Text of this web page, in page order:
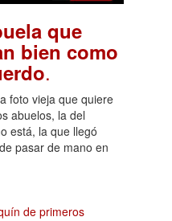
que
bien como
.
foto vieja que quiere
abuelos, la del
está, la que llegó
pasar de mano en